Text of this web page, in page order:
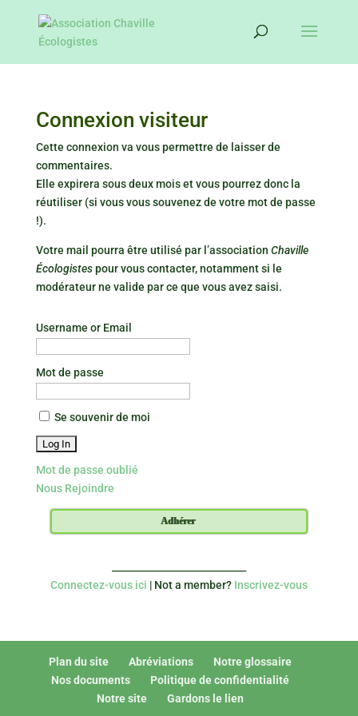
Connexion visiteur
Cette connexion va vous permettre de laisser de
commentaires.
Elle expirera sous deux mois et vous pourrez donc la
réutiliser (si vous vous souvenez de votre mot de passe
!).
Votre mail pourra être utilisé par l’association Chaville
Écologistespour vous contacter, notamment si le
modérateur ne valide par ce que vous avez saisi.
Username or Email
Mot de passe
Se souvenir de moi
Mot de passe oublié
Nous Rejoindre
Adhérer
Connectez-vous ici | Not a member? Inscrivez-vous
Plan du site Abréviations
Notre glossaire
Nos documents
Politique de confidentialité
Notre site
Gardons le lien